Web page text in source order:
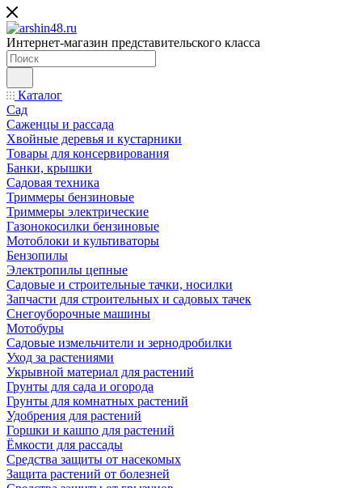
Интернет-магазин представительского класса
Каталог
Сад
Саженцы и рассада
Хвойные деревья и кустарники
Товары для консервирования
Банки, крышки
Садовая техника
Триммеры бензиновые
Триммеры электрические
Газонокосилки бензиновые
Мотоблоки и культиваторы
Бензопилы
Электропилы цепные
Садовые и строительные тачки, носилки
Запчасти для строительных и садовых тачек
Снегоуборочные машины
Мотобуры
Садовые измельчители и зернодробилки
Уход за растениями
Укрывной материал для растений
Грунты для сада и огорода
Грунты для комнатных растений
Удобрения для растений
Горшки и кашпо для растений
Ёмкости для рассады
Средства защиты от насекомых
Защита растений от болезней